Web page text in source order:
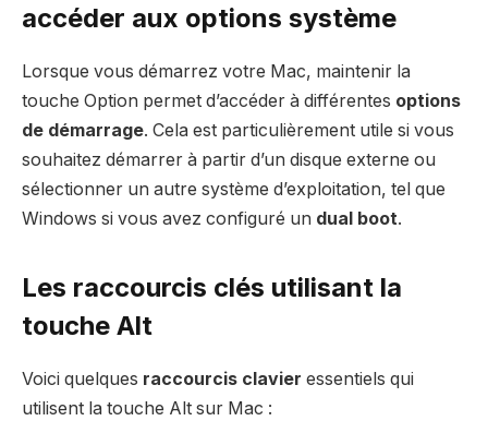
accéder aux options système
Lorsque vous démarrez votre Mac, maintenir la
touche Option permet d’accéder à différentes options
de démarrage. Cela est particulièrement utile si vous
souhaitez démarrer à partir d’un disque externe ou
sélectionner un autre système d’exploitation, tel que
Windows si vous avez configuré un dual boot.
Les raccourcis clés utilisant la
touche Alt
Voici quelques raccourcis clavier essentiels qui
utilisent la touche Alt sur Mac :